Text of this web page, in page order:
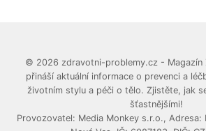
© 2026 zdravotni-problemy.cz - Magazín
přináší aktuální informace o prevenci a
životním stylu a péči o tělo. Zjistěte, jak
šťastnějšími!
Provozovatel: Media Monkey s.r.o., Adresa: